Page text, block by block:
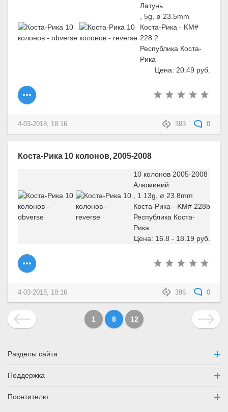
Латунь
, 5g, ø 23.5mm
Коста-Рика - KM#
228.2
Республика Коста-
Рика
Цена: 20.49 руб.
393 0
4-03-2018, 18:16
Коста-Рика 10 колонов, 2005-2008
10 колонов 2005-2008
Алюминий
, 1.13g, ø 23.8mm
Коста-Рика - KM# 228b
Республика Коста-
Рика
Цена: 16.8 - 18.19 руб.
396 0
4-03-2018, 18:16
1 8 12
Разделы сайта
Поддержка
Посетителю